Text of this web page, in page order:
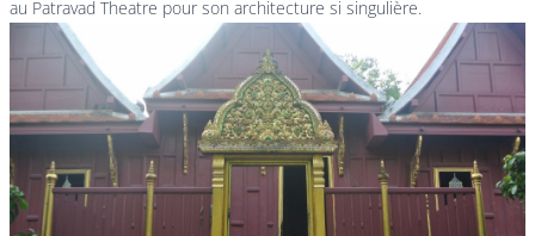
au Patravad Theatre pour son architecture si singulière.